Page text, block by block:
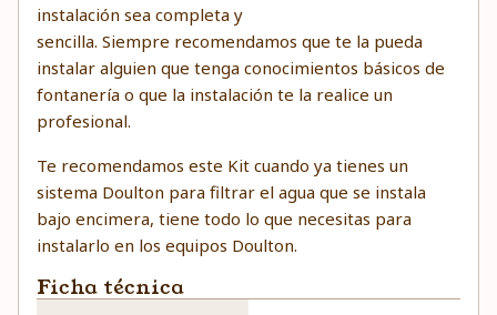
instalación sea completa y
sencilla. Siempre recomendamos que te la pueda
instalar alguien que tenga conocimientos básicos de
fontanería o que la instalación te la realice un
profesional.
Te recomendamos este Kit cuando ya tienes un
sistema Doulton para filtrar el agua que se instala
bajo encimera, tiene todo lo que necesitas para
instalarlo en los equipos Doulton.
Ficha técnica